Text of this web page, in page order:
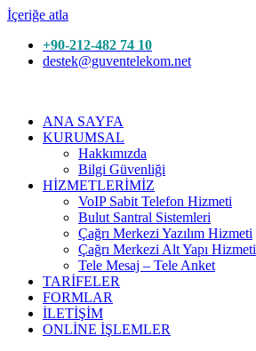
İçeriğe atla
+90-212-482 74 10
destek@guventelekom.net
ANA SAYFA
KURUMSAL
Hakkımızda
Bilgi Güvenliği
HİZMETLERİMİZ
VoIP Sabit Telefon Hizmeti
Bulut Santral Sistemleri
Çağrı Merkezi Yazılım Hizmeti
Çağrı Merkezi Alt Yapı Hizmeti
Tele Mesaj – Tele Anket
TARİFELER
FORMLAR
İLETİŞİM
ONLİNE İŞLEMLER